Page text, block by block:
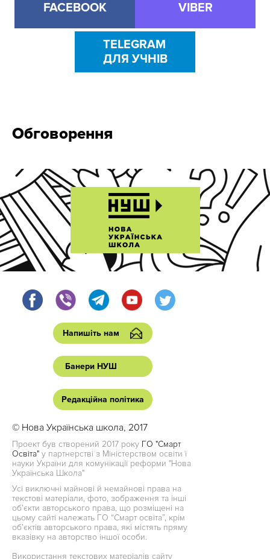
FACEBOOK VIBER
TELEGRAM
ДЛЯ УЧНІВ
Обговорення
Напишіть нам
Банери НУШ
Редакційна політика
© Нова Українська школа, 2017
Проект був створений 2017 року ГО "Смарт
Освіта" у партнерстві з Міністерством освіти і
науки України для комунікації реформи "Нова
Українська Школа"
Усі виключні майнові й немайнові права на
текстові матеріали, фото, зображення та інші
об’єкти авторського права, що розміщені на
цьому сайті належать ГО “Смарт освіта”, крім
об’єктів авторського права, які містять пряму
вказівку на авторство іншої особи.
Використання текстових матеріалів сайту